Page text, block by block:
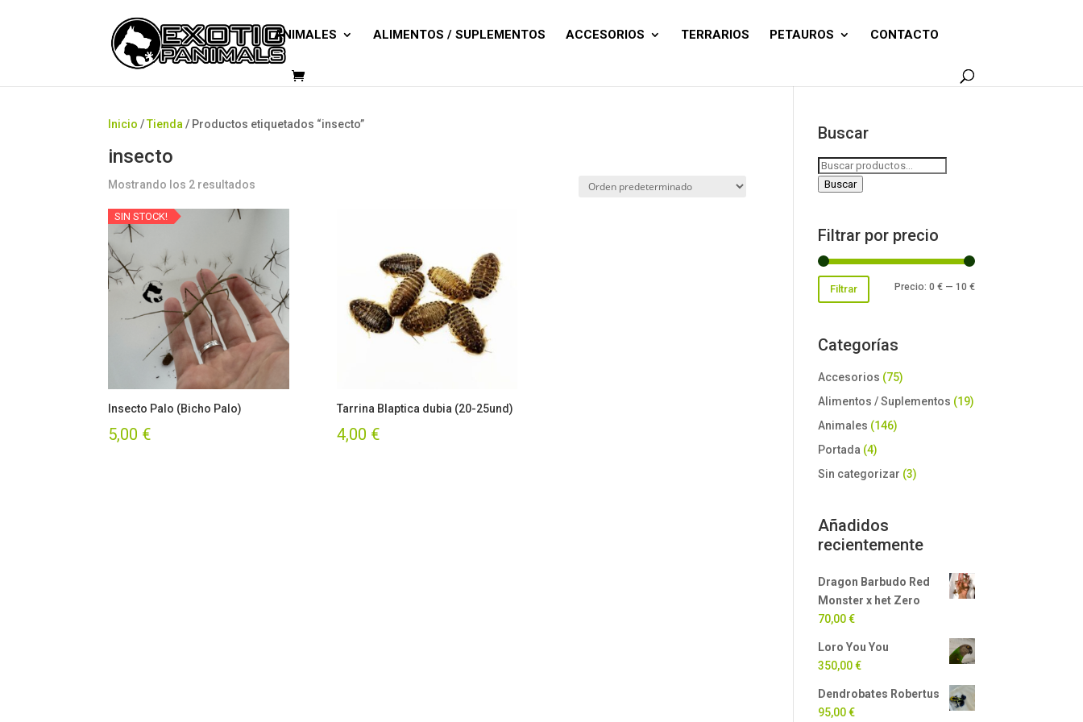
ANIMALES ALIMENTOS / SUPLEMENTOS ACCESORIOS TERRARIOS PETAUROS CONTACTO
productos
Inicio /Tienda / Productos etiquetados “insecto”
insecto
Mostrando los 2 resultados
SIN STOCK!
Insecto Palo (Bicho Palo)
5,00 €
Tarrina Blaptica dubia (20-25und)
4,00 €
Buscar
Buscar
por:
Buscar
Filtrar por precio
Precio
Precio
Filtrar Precio: 0 €— 10 €
Categorías
Accesorios (75)
Alimentos / Suplementos (19)
Animales (146)
Portada (4)
Sin categorizar (3)
Añadidos
recientemente
Dragon Barbudo Red
Monster x het Zero
70,00€
Loro You You
350,00€
Dendrobates Robertus
95,00€